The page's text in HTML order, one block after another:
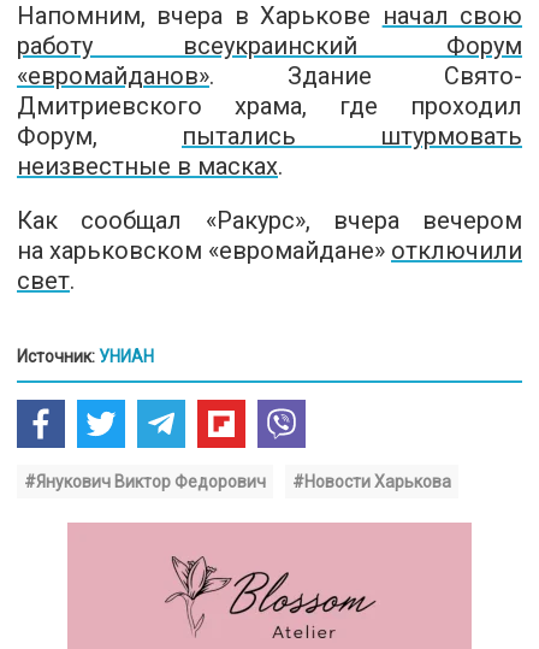
Напомним, вчера в Харькове начал свою
работу всеукраинский Форум
«евромайданов». Здание Свято-
Дмитриевского храма, где проходил
Форум, пытались штурмовать
неизвестные в масках.
Как сообщал «Ракурс», вчера вечером
на харьковском «евромайдане» отключили
свет.
Источник: УНИАН
#Янукович Виктор Федорович #Новости Харькова